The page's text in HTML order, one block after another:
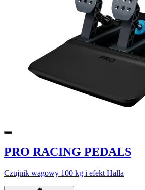
PRO RACING PEDALS
Czujnik wagowy 100 kg i efekt Halla